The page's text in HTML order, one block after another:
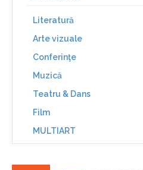
Literatură
Arte vizuale
Conferinţe
Muzică
Teatru & Dans
Film
MULTIART